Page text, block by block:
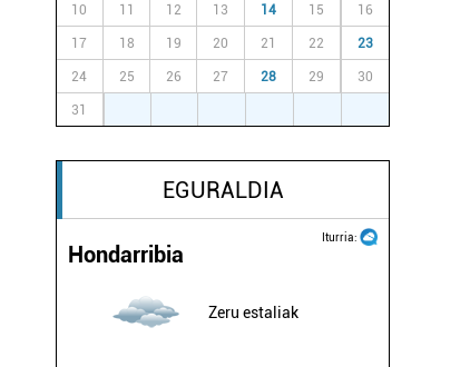
10 11 12 13 14 15 16
17 18 19 20 21 22 23
24 25 26 27 28 29 30
31
EGURALDIA
Iturria:
Hondarribia
Zeru estaliak